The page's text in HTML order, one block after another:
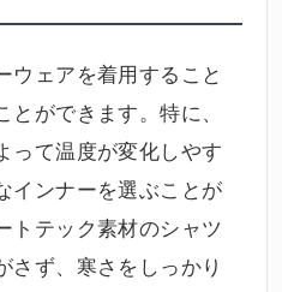
ウェアを着用すること
ができます。特に、
って温度が変化しやす
インナーを選ぶことが
トテック素材のシャツ
さず、寒さをしっかり